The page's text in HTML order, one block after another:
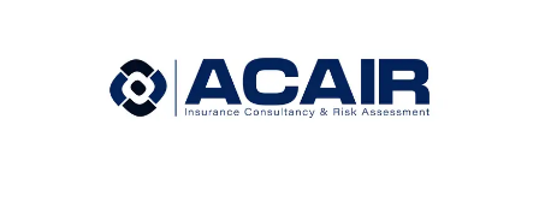
technology, personalization, accessibility, and human-
centered service to create meaningful customer
experiences across the Credit Libanais ecosystem.